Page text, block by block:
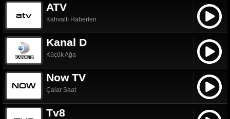
ATV
Kahvaltı Haberleri
Kanal D
Küçük Ağa
Now TV
Çalar Saat
Tv8